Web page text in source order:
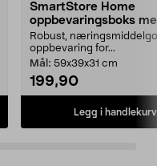
SmartStore Home
oppbevaringsboks
Robust,
oppbevaring for...
Mål: 59x39x31 cm
199,90
Legg i handlekurv